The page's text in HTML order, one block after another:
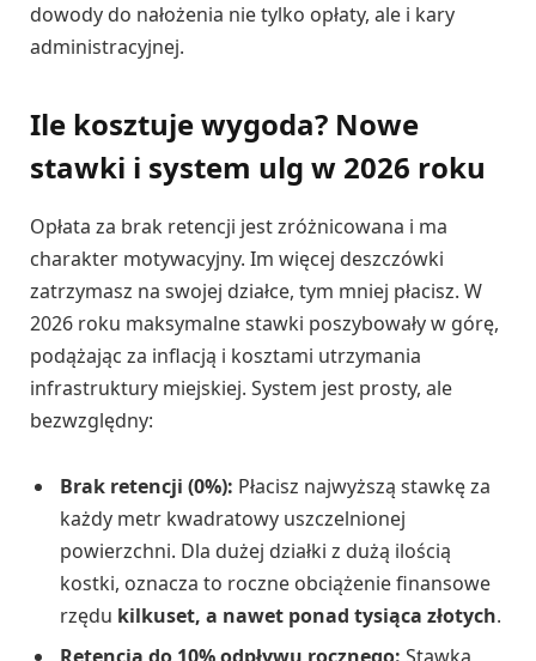
dowody do nałożenia nie tylko opłaty, ale i kary
administracyjnej.
Ile kosztuje wygoda? Nowe
stawki i system ulg w 2026 roku
Opłata za brak retencji jest zróżnicowana i ma
charakter motywacyjny. Im więcej deszczówki
zatrzymasz na swojej działce, tym mniej płacisz. W
2026 roku maksymalne stawki poszybowały w górę,
podążając za inflacją i kosztami utrzymania
infrastruktury miejskiej. System jest prosty, ale
bezwzględny:
Brak retencji (0%): Płacisz najwyższą stawkę za
każdy metr kwadratowy uszczelnionej
powierzchni. Dla dużej działki z dużą ilością
kostki, oznacza to roczne obciążenie finansowe
rzędu kilkuset, a nawet ponad tysiąca złotych.